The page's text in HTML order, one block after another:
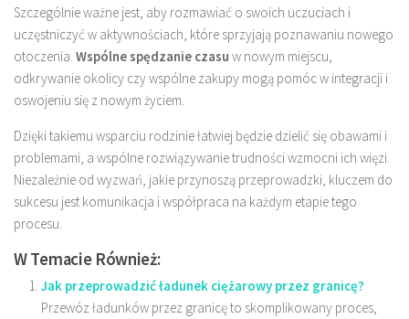
Szczególnie ważne jest, aby rozmawiać o swoich uczuciach i
uczęstniczyć w aktywnościach, które sprzyjają poznawaniu nowego
otoczenia. Wspólne spędzanie czasu w nowym miejscu,
odkrywanie okolicy czy wspólne zakupy mogą pomóc w integracji i
oswojeniu się z nowym życiem.
Dzięki takiemu wsparciu rodzinie łatwiej będzie dzielić się obawami i
problemami, a wspólne rozwiązywanie trudności wzmocni ich więzi.
Niezależnie od wyzwań, jakie przynoszą przeprowadzki, kluczem do
sukcesu jest komunikacja i współpraca na każdym etapie tego
procesu.
W Temacie Również:
Jak przeprowadzić ładunek ciężarowy przez granicę?
Przewóz ładunków przez granicę to skomplikowany proces,